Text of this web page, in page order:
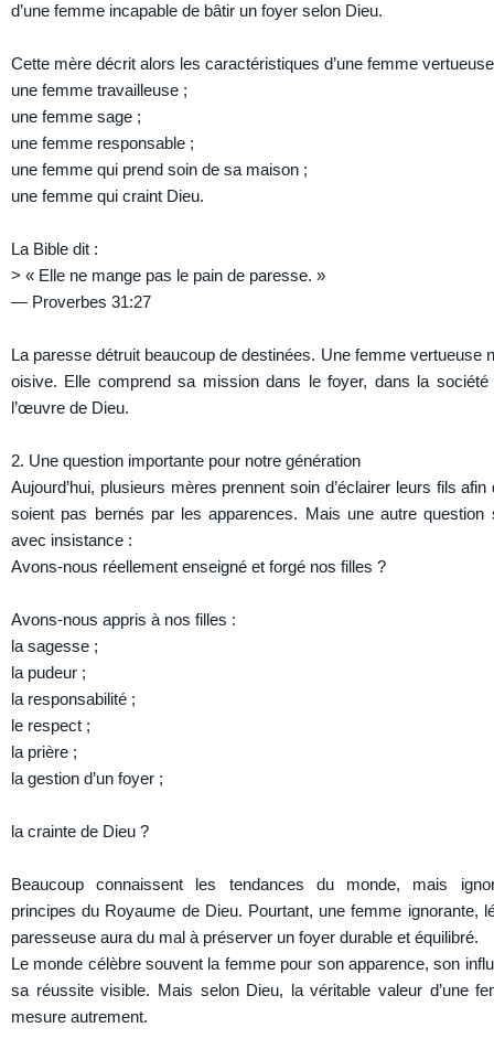
d’une femme incapable de bâtir un foyer selon Dieu.
Cette mère décrit alors les caractéristiques d’une femme
une femme travailleuse ;
une femme sage ;
une femme responsable ;
une femme qui prend soin de sa maison ;
une femme qui craint Dieu.
La Bible dit :
> « Elle ne mange pas le pain de paresse. »
— Proverbes 31:27
La paresse détruit beaucoup de destinées. Une femme vertueuse
oisive. Elle comprend sa mission dans le foyer, dans la société
l’œuvre de Dieu.
2. Une question importante pour notre génération
Aujourd’hui, plusieurs mères prennent soin d’éclairer leurs fils afin
soient pas bernés par les apparences. Mais une autre question
avec insistance :
Avons-nous réellement enseigné et forgé nos filles ?
Avons-nous appris à nos filles :
la sagesse ;
la pudeur ;
la responsabilité ;
le respect ;
la prière ;
la gestion d’un foyer ;
la crainte de Dieu ?
Beaucoup connaissent les tendances du monde, mais
principes du Royaume de Dieu. Pourtant, une femme ignorante,
paresseuse aura du mal à préserver un foyer durable et équilibré.
Le monde célèbre souvent la femme pour son apparence, son
sa réussite visible. Mais selon Dieu, la véritable valeur d’une
mesure autrement.